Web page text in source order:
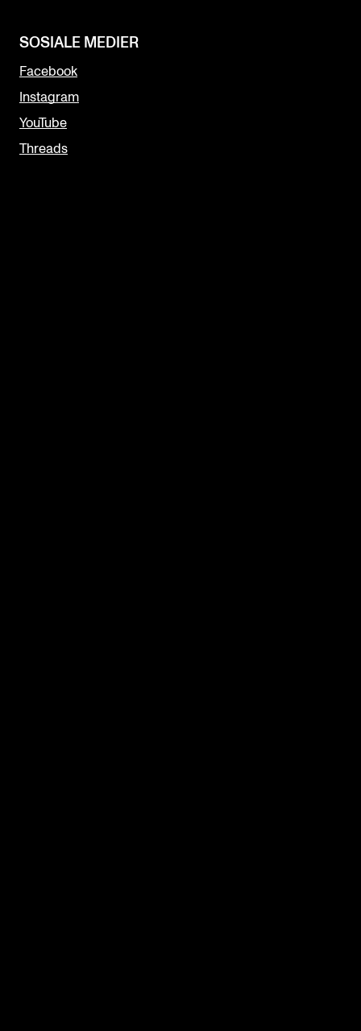
SOSIALE MEDIER
Facebook
Instagram
YouTube
Threads